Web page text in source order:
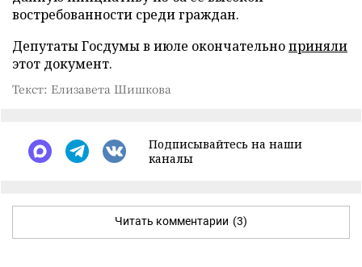
востребованности среди граждан.
Депутаты Госдумы в июле окончательноприняли
этот документ.
Текст: Елизавета Шишкова
Подписывайтесь на наши
каналы
Читать комментарии (3)